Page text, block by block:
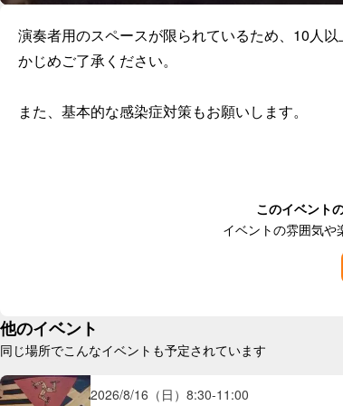
演奏者用のスペースが限られているため、10人
かじめご了承ください。
また、基本的な感染症対策もお願いします。
このイベント
イベントの雰囲気や
他のイベント
同じ場所でこんなイベントも予定されています
2026/8/16（日） 8:30-11:00